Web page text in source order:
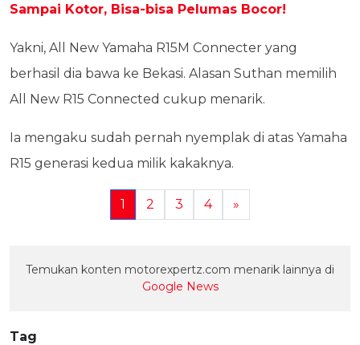
Sampai Kotor, Bisa-bisa Pelumas Bocor!
Yakni, All New Yamaha R15M Connecter yang
berhasil dia bawa ke Bekasi. Alasan Suthan memilih
All New R15 Connected cukup menarik.
Ia mengaku sudah pernah nyemplak di atas Yamaha
R15 generasi kedua milik kakaknya.
1 2 3 4 »
Temukan konten motorexpertz.com menarik lainnya di
Google News
Tag